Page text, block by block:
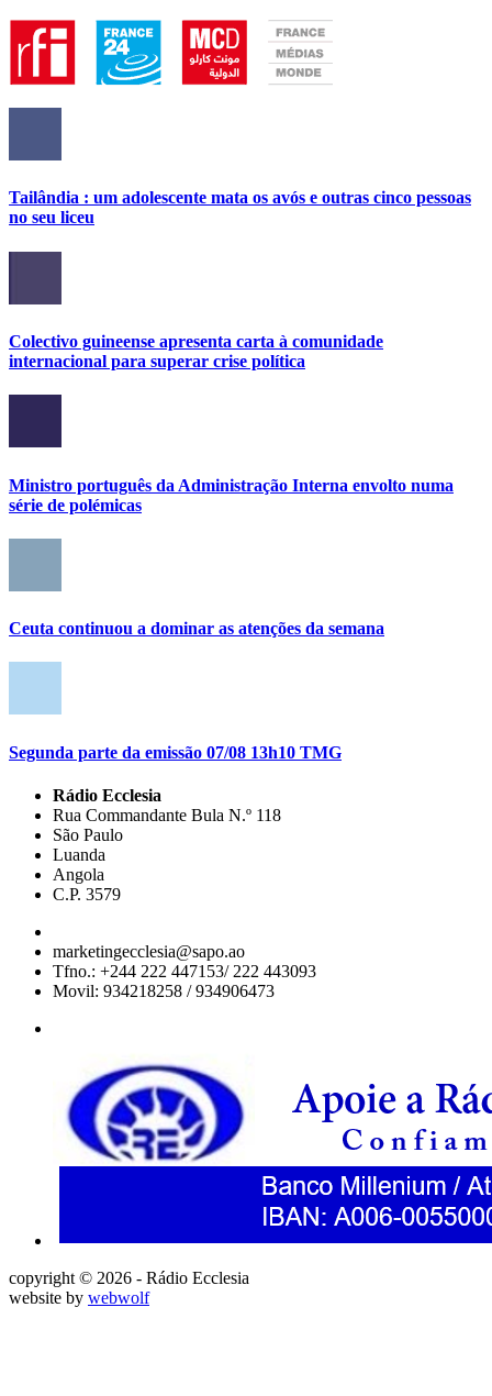
Tailândia : um adolescente mata os avós e outras cinco pessoas
no seu liceu
Colectivo guineense apresenta carta à comunidade
internacional para superar crise política
Ministro português da Administração Interna envolto numa
série de polémicas
Ceuta continuou a dominar as atenções da semana
Segunda parte da emissão 07/08 13h10 TMG
Rádio Ecclesia
Rua Commandante Bula N.º 118
São Paulo
Luanda
Angola
C.P. 3579
marketingecclesia@sapo.ao
Tfno.: +244 222 447153/ 222 443093
Movil: 934218258 / 934906473
copyright © 2026 - Rádio Ecclesia
website by webwolf